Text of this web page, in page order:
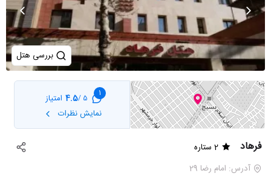
بررسی هتل
1
5 /
4.5 امتیاز
نمایش نظرات
فرهاد
2 ستاره
آدرس: امام رضا 29